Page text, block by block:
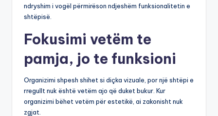
ndryshim i vogël përmirëson ndjeshëm funksionalitetin e
shtëpisë.
Fokusimi vetëm te
pamja, jo te funksioni
Organizimi shpesh shihet si diçka vizuale, por një shtëpi e
rregullt nuk është vetëm ajo që duket bukur. Kur
organizimi bëhet vetëm për estetikë, ai zakonisht nuk
zgjat.